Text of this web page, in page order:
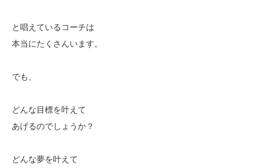
と唱えているコーチは
本当にたくさんいます。
でも、
どんな目標を叶えて
あげるのでしょうか？
どんな夢を叶えて